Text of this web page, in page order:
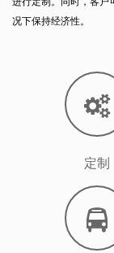
况下保持经济性。
定制